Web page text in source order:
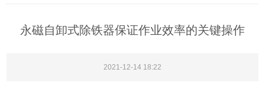
永磁自卸式除铁器保证作业效率的关键操作
2021-12-14 18:22